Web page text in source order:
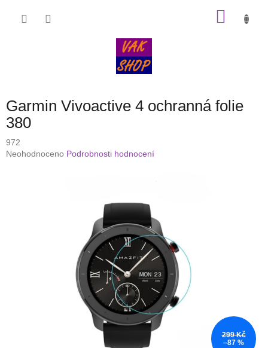
Garmin Vivoactive 4 ochranná folie
380
972
Průměrné
Neohodnoceno Podrobnosti hodnocení
299 Kč
–87 %